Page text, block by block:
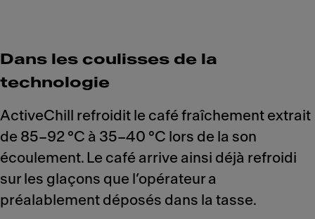
Dans les coulisses de la
technologie
ActiveChill refroidit le café fraîchement extrait
de 85–92 °C à 35–40 °C lors de la son
écoulement. Le café arrive ainsi déjà refroidi
sur les glaçons que l’opérateur a
préalablement déposés dans la tasse.